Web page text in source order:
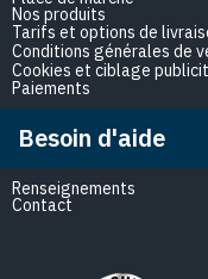
Nos produits
Tarifs et options de
Conditions générales de
Cookies et ciblage
Paiements
Besoin d'aide
Renseignements
Contact